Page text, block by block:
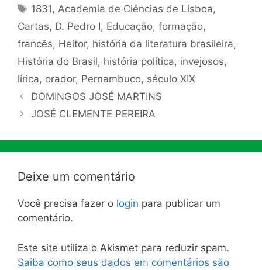
Tags
1831,Academia de Ciências de Lisboa,
Cartas, D. Pedro I, Educação, formação,
francês, Heitor, história da literatura brasileira,
História do Brasil, história política, invejosos,
lírica, orador, Pernambuco, século XIX
DOMINGOS JOSÉ MARTINS
JOSÉ CLEMENTE PEREIRA
Deixe um comentário
Você precisa fazer o login para publicar um
comentário.
Este site utiliza o Akismet para reduzir spam.
Saiba como seus dados em comentários são